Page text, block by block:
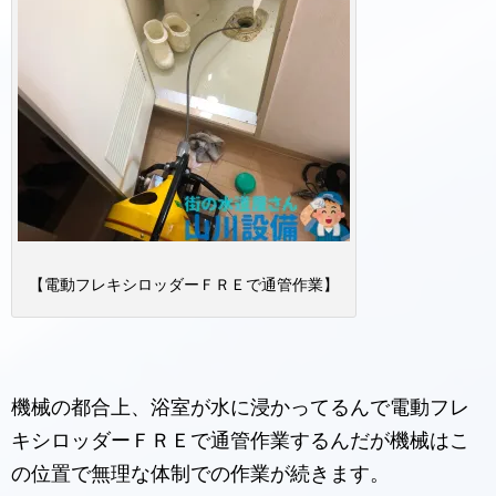
【電動フレキシロッダーＦＲＥで通管作業】
機械の都合上、浴室が水に浸かってるんで電動フレ
キシロッダーＦＲＥで通管作業するんだが機械はこ
の位置で無理な体制での作業が続きます。